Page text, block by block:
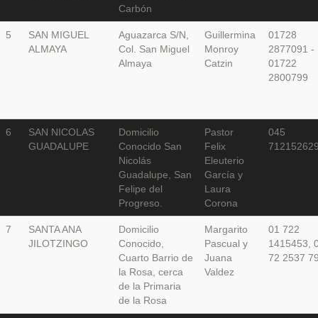
Carbón
5
SAN MIGUEL
ALMAYA
Aguazarca S/N,
Col. San Miguel
Almaya
Guillermina
Monroy
Catzin
01728
2877091 -
01722
2800799
6
SAN NICOLAS
GUADALUPE
Domicilio
Conocido San
Nicolás
Guadalupe, San
Felipe del
Progreso.
Pastor
Felix
Eleuterio
García y
Laura
Corona
045
7
SANTA ANA
JILOTZINGO
Domicilio
Conocido,
Cuarto Barrio de
la Rosa, cerca
de la Primaria
de la Rosa
Margarito
Pascual y
Juana
Valdez
01 722
1415453,
72 2537